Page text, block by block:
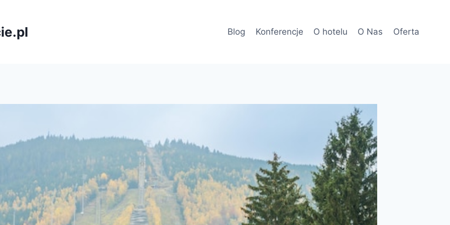
Blog Konferencje O hotelu O Nas Oferta